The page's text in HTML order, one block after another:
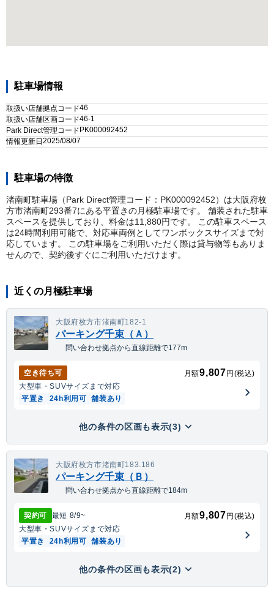
駐車場情報
取扱い店舗拠点コード46
取扱い店舗区画コード46-1
Park Direct管理コード PK000092452
情報更新日 2025/08/07
駐車場の特徴
渚南町駐車場（Park Direct管理コード：PK000092452）は大阪府枚
方市渚南町293番7にある平置きの月極駐車場です。 舗装された駐車
スペースを提供しており、料金は11,880円です。 この駐車スペース
は24時間利用可能で、対応車両例としてワンボックスサイズまで対
応しています。 この駐車場をご利用いただく際は貸与物等もありま
せんので、契約後すぐにご利用いただけます。
近くの月極駐車場
大阪府枚方市渚南町182-1
パーキング千束（Ａ）
問い合わせ拠点から直線距離で177m
空き待ち可 月額9,807 円(税込)
大型車・SUVサイズまで対応
平置き
24h利用可 舗装あり
他の条件の区画も表示(3)
大阪府枚方市渚南町183.186
パーキング千束（Ｂ）
問い合わせ拠点から直線距離で184m
契約可 最短 8/9~ 月額9,807 円(税込)
大型車・SUVサイズまで対応
平置き
24h利用可 舗装あり
他の条件の区画も表示(2)